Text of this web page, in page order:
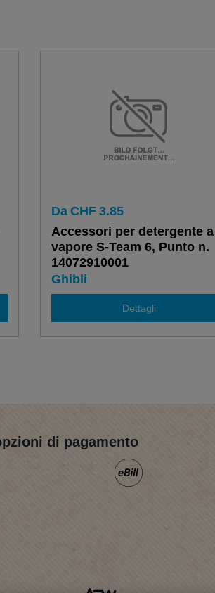
Da CHF 3.85
Accessori per detergente a
vapore S-Team 6, Punto n.
14072910001
Ghibli
Dettagli
di pagamento